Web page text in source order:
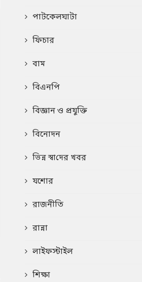
পাটকেলঘাটা
ফিচার
বাম
বিএনপি
বিজ্ঞান ও প্রযুক্তি
বিনোদন
ভিন্ন স্বা‌দের খবর
যশোর
রাজনীতি
রান্না
লাইফস্টাইল
শিক্ষা